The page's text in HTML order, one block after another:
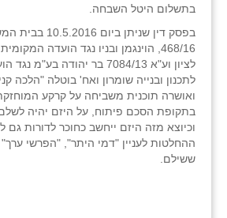
בתשלום היטל השבחה.
בפסק דין שניתן
468/16, הוינגמן ובניו נגד הועדה
לציון וע"א 7084/13 בר יהודה
לתכנון ובנייה שומרון ואח' בוטלה "הלכה
ואושרה תוכנית משביחה על קרקע
בתקופת הסכם פיתוח, על היזם יהיה
וכיוצא מזה היזם ייחשב כחוכר לדורות גם
ההחלטות לעניין "דמי היתר", "הפרשי
ששילם.